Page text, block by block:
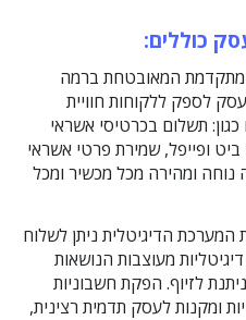
כוללים:
המאובטחת ברמה
לספק ללקוחות חוויית
תשלום בכרטיסי אשראי
ופייפל, שמירת פרטי אשראי
נוחה ומהירה מכל מכשיר ומכל
המערכת הדיגיטלית ניתן לשלוח
מעוצבות הנושאות
לזיוף. הפקת חשבוניות
ומקנות לעסק תדמית רצינית,